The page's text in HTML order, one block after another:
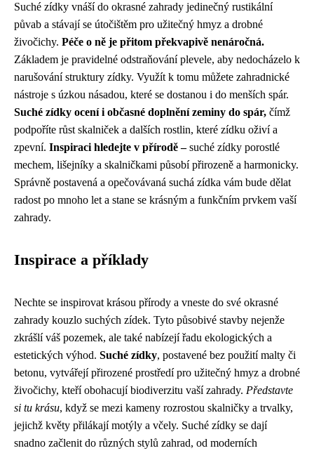
Suché zídky vnáší do okrasné zahrady jedinečný rustikální
půvab a stávají se útočištěm pro užitečný hmyz a drobné
živočichy. Péče o ně je přitom překvapivě nenáročná.
Základem je pravidelné odstraňování plevele, aby nedocházelo k
narušování struktury zídky. Využít k tomu můžete zahradnické
nástroje s úzkou násadou, které se dostanou i do menších spár.
Suché zídky ocení i občasné doplnění zeminy do spár, čímž
podpoříte růst skalniček a dalších rostlin, které zídku oživí a
zpevní. Inspiraci hledejte v přírodě –suché zídky porostlé
mechem, lišejníky a skalničkami působí přirozeně a harmonicky.
Správně postavená a opečovávaná suchá zídka vám bude dělat
radost po mnoho let a stane se krásným a funkčním prvkem vaší
zahrady.
Inspirace a příklady
Nechte se inspirovat krásou přírody a vneste do své okrasné
zahrady kouzlo suchých zídek. Tyto působivé stavby nejenže
zkrášlí váš pozemek, ale také nabízejí řadu ekologických a
estetických výhod. Suché zídky, postavené bez použití malty či
betonu, vytvářejí přirozené prostředí pro užitečný hmyz a drobné
živočichy, kteří obohacují biodiverzitu vaší zahrady. Představte
si tu krásu, když se mezi kameny rozrostou skalničky a trvalky,
jejichž květy přilákají motýly a včely. Suché zídky se dají
snadno začlenit do různých stylů zahrad, od moderních